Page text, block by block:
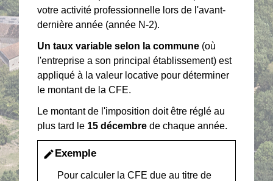
votre activité professionnelle lors de l'avant-
dernière année (année N-2).
Un taux variable selon la commune (où
l'entreprise a son principal établissement) est
appliqué à la valeur locative pour déterminer
le montant de la CFE.
Le montant de l'imposition doit être réglé au
plus tard le 15 décembre de chaque année.
editExemple
Pour calculer la CFE due au titre de